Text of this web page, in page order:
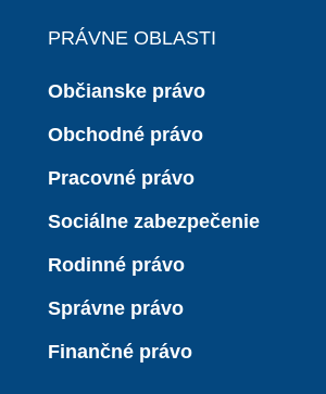
PRÁVNE OBLASTI
Občianske právo
Obchodné právo
Pracovné právo
Sociálne zabezpečenie
Rodinné právo
Správne právo
Finančné právo